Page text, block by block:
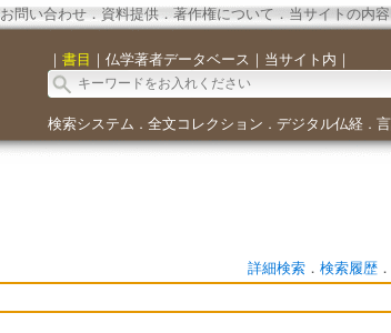
お問い合わせ． 資料提供． 著作権について．当サイトの内
｜ 書目 ｜ 仏学著者データベース ｜ 当サイト内 ｜
検索システム ． 全文コレクション ． デジタル仏経．
詳細検索． 検索履歴．